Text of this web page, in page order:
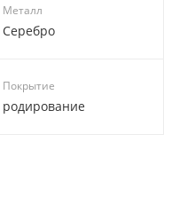
Металл
Серебро
Покрытие
родирование